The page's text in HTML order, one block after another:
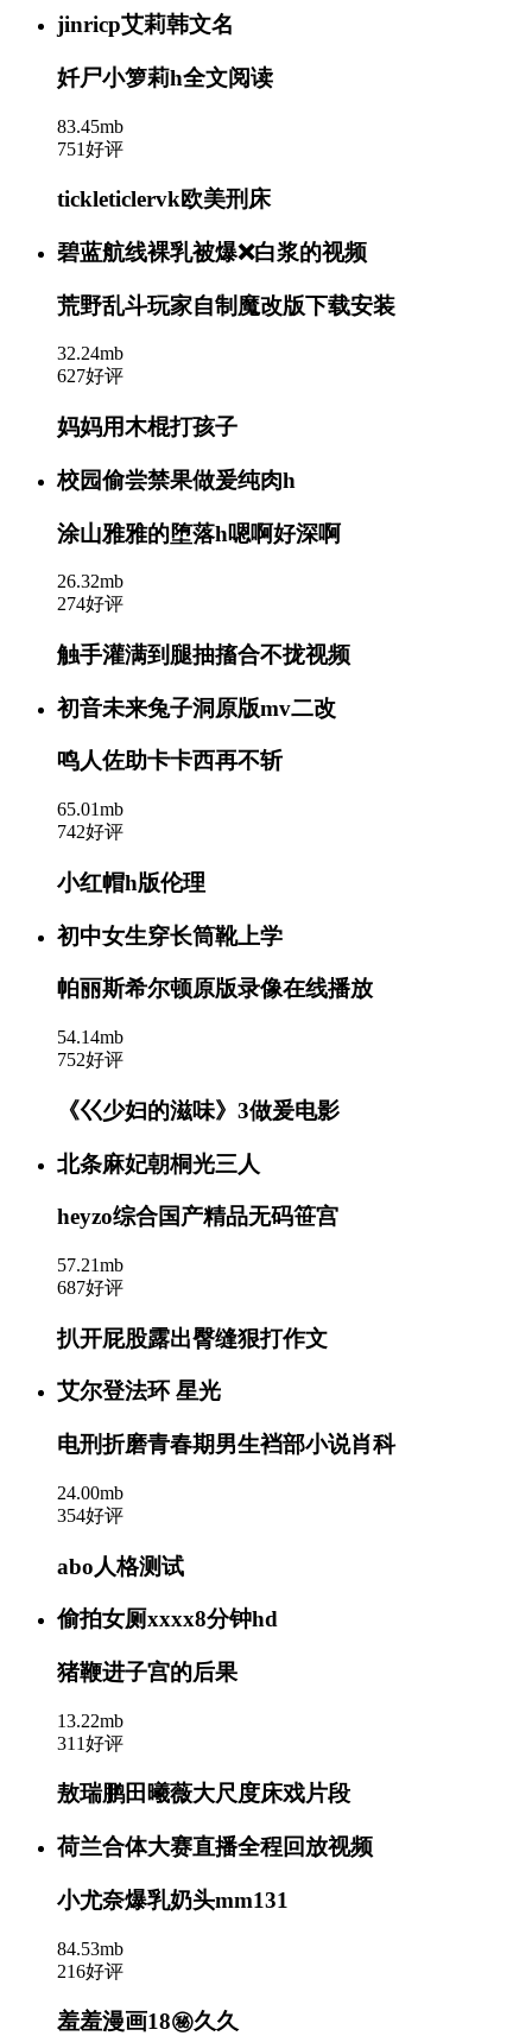
jinricp艾莉韩文名
奷尸小箩莉h全文阅读
83.45mb
751好评
tickleticlervk欧美刑床
碧蓝航线裸乳被爆❌白浆的视频
荒野乱斗玩家自制魔改版下载安装
32.24mb
627好评
妈妈用木棍打孩子
校园偷尝禁果做爰纯肉h
涂山雅雅的堕落h嗯啊好深啊
26.32mb
274好评
触手灌满到腿抽搐合不拢视频
初音未来兔子洞原版mv二改
鸣人佐助卡卡西再不斩
65.01mb
742好评
小红帽h版伦理
初中女生穿长筒靴上学
帕丽斯希尔顿原版录像在线播放
54.14mb
752好评
《巜少妇的滋味》3做爰电影
北条麻妃朝桐光三人
heyzo综合国产精品无码笹宫
57.21mb
687好评
扒开屁股露出臀缝狠打作文
艾尔登法环 星光
电刑折磨青春期男生裆部小说肖科
24.00mb
354好评
abo人格测试
偷拍女厕xxxx8分钟hd
猪鞭进子宫的后果
13.22mb
311好评
敖瑞鹏田曦薇大尺度床戏片段
荷兰合体大赛直播全程回放视频
小尤奈爆乳奶头mm131
84.53mb
216好评
羞羞漫画18㊙️久久